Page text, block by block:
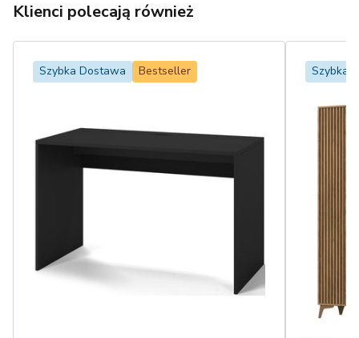
Klienci polecają również
Szybka Dostawa Bestseller Szybka